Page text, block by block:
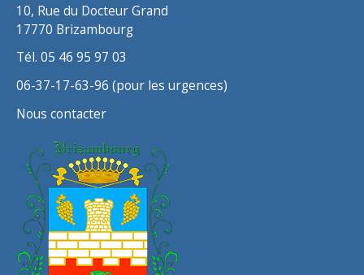
10, Rue du Docteur Grand
17770 Brizambourg
Tél. 05 46 95 97 03
06-37-17-63-96 (pour les urgences)
Nous contacter